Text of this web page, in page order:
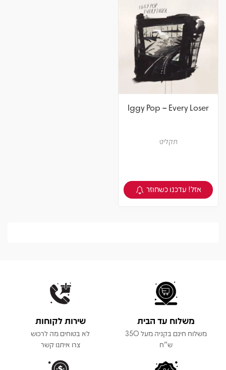
Iggy Pop – Every Loser
תקליט
צפיה במוצר
אזל! עדכנו כשחוזר
משלוח עד הבית
משלוח חינם בקניה מעל 350
ש"ח
שירות לקוחות
לא בטוחים מה לרכוש
צרו איתנו קשר